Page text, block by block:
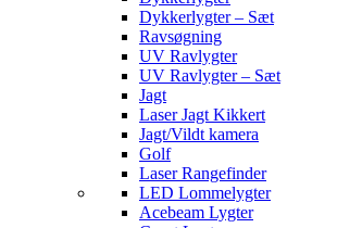
Dykkerlygter – Sæt
Ravsøgning
UV Ravlygter
UV Ravlygter – Sæt
Jagt
Laser Jagt Kikkert
Jagt/Vildt kamera
Golf
Laser Rangefinder
LED Lommelygter
Acebeam Lygter